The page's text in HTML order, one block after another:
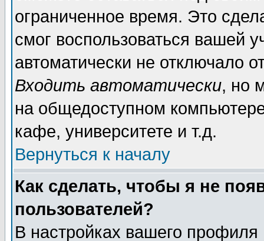
ограниченное время. Это
смог воспользоваться вашей
автоматически не отключало
Входить автоматически, но
на общедоступном
кафе, университете и т.д.
Вернуться к началу
Как сделать, чтобы я не
пользователей?
В настройках вашего